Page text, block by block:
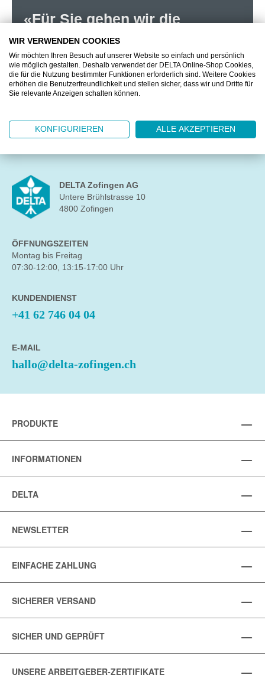
«Für Sie gehen wir die
Extrameile.»
STEFANIA MILLIMACI
Kundenberaterin
DELTA Zofingen AG
Untere Brühlstrasse 10
4800 Zofingen
ÖFFNUNGSZEITEN
Montag bis Freitag
07:30-12:00, 13:15-17:00 Uhr
KUNDENDIENST
+41 62 746 04 04
E-MAIL
hallo@delta-zofingen.ch
PRODUKTE
INFORMATIONEN
DELTA
NEWSLETTER
EINFACHE ZAHLUNG
SICHERER VERSAND
SICHER UND GEPRÜFT
UNSERE ARBEITGEBER-ZERTIFIKATE
WIR VERWENDEN COOKIES
Wir möchten Ihren Besuch auf unserer Website so einfach und persönlich
wie möglich gestalten. Deshalb verwendet der DELTA Online-Shop Cookies,
die für die Nutzung bestimmter Funktionen erforderlich sind. Weitere Cookies
erhöhen die Benutzerfreundlichkeit und stellen sicher, dass wir und Dritte für
Sie relevante Anzeigen schalten können.
KONFIGURIEREN ALLE AKZEPTIEREN